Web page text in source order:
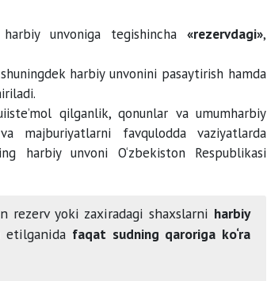
unvoniga tegishincha «rezervdagi»,
harbiy unvonini pasaytirish hamda
qilganlik, qonunlar va umumharbiy
majburiyatlarni favqulodda vaziyatlarda
harbiy unvoni O‘zbekiston Respublikasi
yoki zaxiradagi shaxslarni harbiy
etilganida faqat sudning qaroriga ko‘ra